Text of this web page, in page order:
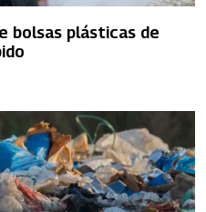
bolsas plásticas de